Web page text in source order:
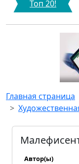
Топ 20!
Главная страница
Автор(ы)